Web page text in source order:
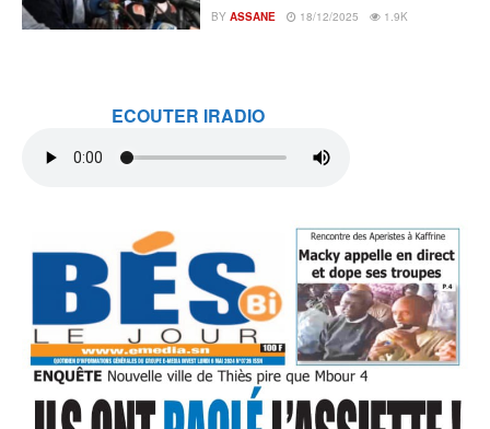
BY ASSANE 18/12/2025 1.9K
ECOUTER IRADIO